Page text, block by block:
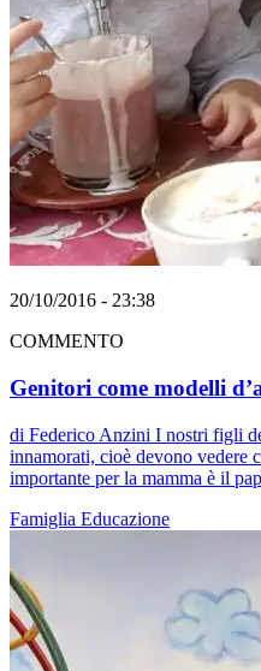
20/10/2016 - 23:38
COMMENTO
Genitori come modelli
di Federico Anzini I nostri figli
innamorati, cioè devono vedere
importante per la mamma è il
Famiglia Educazione